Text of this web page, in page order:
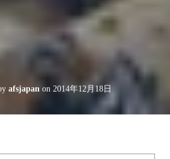
afsjapan on 2014年12月18日